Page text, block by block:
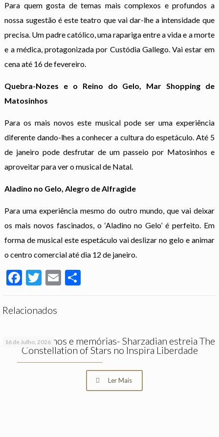
Para quem gosta de temas mais complexos e profundos a
nossa sugestão é este teatro que vai dar-lhe a intensidade que
precisa. Um padre católico, uma rapariga entre a vida e a morte
e a médica, protagonizada por Custódia Gallego. Vai estar em
cena até 16 de fevereiro.
Quebra-Nozes e o Reino do Gelo, Mar Shopping de
Matosinhos
Para os mais novos este musical pode ser uma experiência
diferente dando-lhes a conhecer a cultura do espetáculo. Até 5
de janeiro pode desfrutar de um passeio por Matosinhos e
aproveitar para ver o musical de Natal.
Aladino no Gelo, Alegro de Alfragide
Para uma experiência mesmo do outro mundo, que vai deixar
os mais novos fascinados, o ‘Aladino no Gelo’ é perfeito. Em
forma de musical este espetáculo vai deslizar no gelo e animar
o centro comercial até dia 12 de janeiro.
Facebook
Twitter
Email
Relacionados
16 de Julho, 2026
Entre espelhos e memórias- Sharzadian estreia The
Constellation of Stars no Inspira Liberdade
Ler Mais